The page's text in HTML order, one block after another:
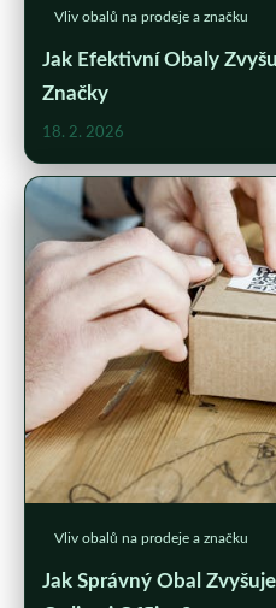
Vliv obalů na prodeje a značku
Jak Efektivní Obaly
Značky
18. 2. 2026
Vliv obalů na prodeje a značku
Jak Správný Obal